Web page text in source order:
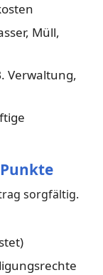
Müll,
Verwaltung,
sorgfältig.